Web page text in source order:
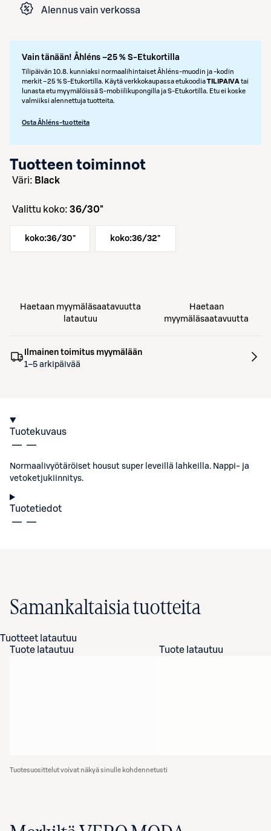
Alennus vain verkossa
Vain tänään! Åhléns –25 % S-Etukortilla
Tilipäivän 10.8. kunniaksi normaalihintaiset Åhléns-muodin ja -kodin
merkit –25 % S‑Etukortilla. Käytä verkkokaupassa etukoodiaTILIPAIVAtai
lunasta etu myymälöissä S‑mobiilikupongilla ja S‑Etukortilla. Etu ei koske
valmiiksi alennettuja tuotteita.
Osta Åhléns-tuotteita
Tuotteen toiminnot
väri: Black
Valittu koko: 36/30"
koko:36/30" koko:36/32"
Haetaan myymäläsaatavuutta
latautuu
Haetaan
myymäläsaatavuutta
Ilmainen toimitus myymälään
1–5 arkipäivää
Tuotekuvaus
Normaalivyötäröiset housut super leveillä lahkeilla. Nappi- ja
vetoketjukiinnitys.
Tuotetiedot
Samankaltaisia tuotteita
Tuotteet latautuu
Tuote latautuu
Tuote latautuu
Tuotesuosittelut voivat näkyä sinulle kohdennetusti